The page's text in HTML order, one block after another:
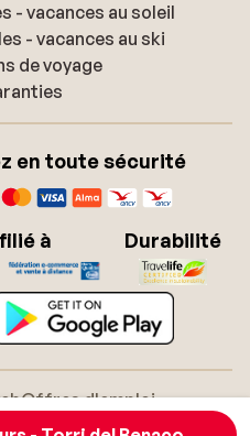
- vacances au soleil
- vacances au ski
de voyage
en toute sécurité
à Durabilité
Offres d'emploi
soleil